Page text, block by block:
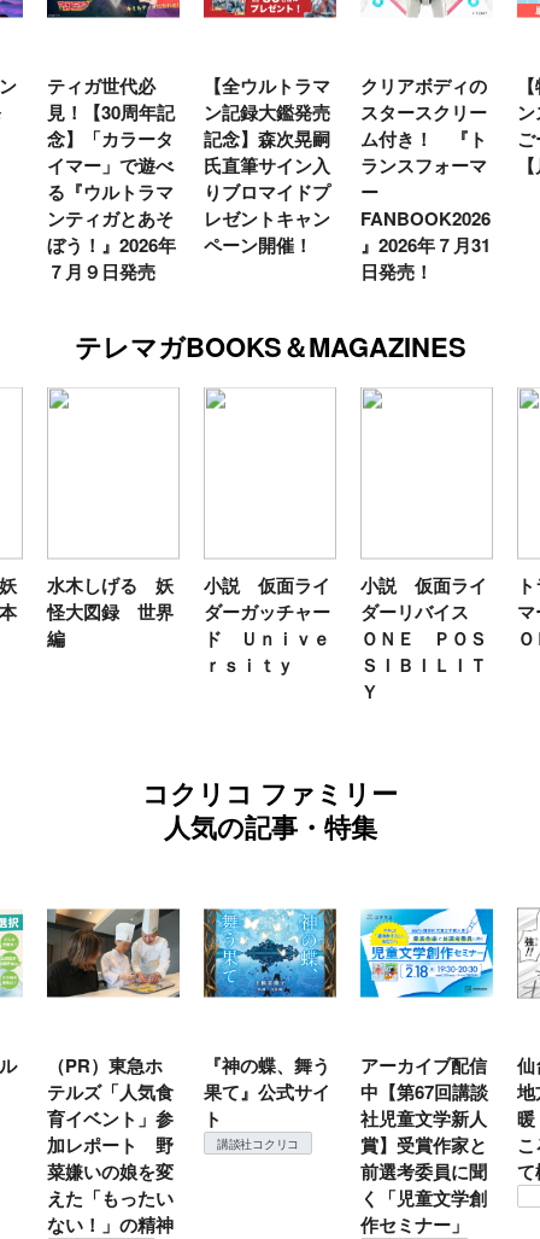
ティガ世代必
見！【30周年記
念】「カラータ
イマー」で遊べ
る『ウルトラマ
ンティガとあそ
ぼう！』2026年
７月９日発売
【全ウルトラマ
ン記録大鑑発売
記念】森次晃嗣
氏直筆サイン入
りブロマイドプ
レゼントキャン
ペーン開催！
クリアボディの
スタースクリー
ム付き！ 『ト
ランスフォーマ
ー
FANBOOK2026
』2026年７月31
日発売！
テレマガBOOKS＆MAGAZINES
水木しげる 妖
怪大図録 世界
編
小説 仮面ライ
ダーガッチャー
ド Ｕｎｉｖｅ
ｒｓｉｔｙ
小説 仮面ライ
ダーリバイス
ＯＮＥ ＰＯＳ
ＳＩＢＩＬＩＴ
Ｙ
コクリコ ファミリー
人気の記事・特集
（PR）東急ホ
テルズ「人気食
育イベント」参
加レポート 野
菜嫌いの娘を変
えた「もったい
ない！」の精神
『神の蝶、舞う
果て』公式サイ
ト
講談社コクリコ
アーカイブ配信
中【第67回講談
社児童文学新人
賞】受賞作家と
前選考委員に聞
く「児童文学創
作セミナー」
仙
地
て